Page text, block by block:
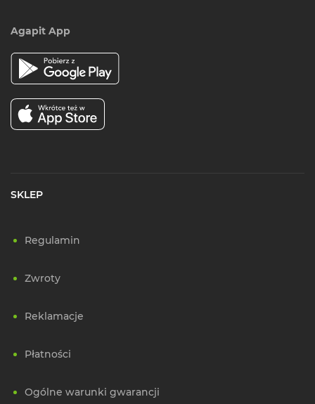
Agapit App
SKLEP
Regulamin
Zwroty
Reklamacje
Płatności
Ogólne warunki gwarancji